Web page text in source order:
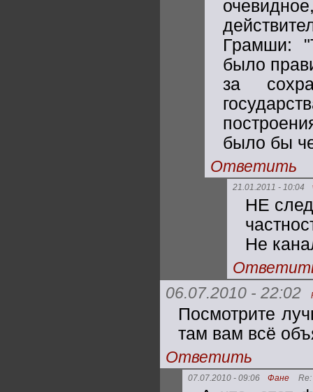
Грамши:
было
за
было бы
Ответить
21.01.2011 - 10:04
НЕ
Не
06.07.2010 - 22:02
Посмотрите
там вам всё
Ответить
07.07.2010 - 09:06 Фане